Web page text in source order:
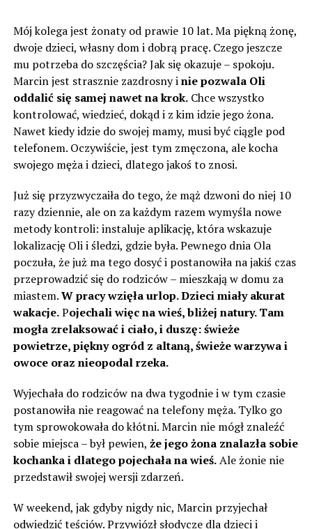
Mój kolega jest żonaty od prawie 10 lat. Ma piękną żonę,
dwoje dzieci, własny dom i dobrą pracę. Czego jeszcze
mu potrzeba do szczęścia? Jak się okazuje – spokoju.
Marcin jest strasznie zazdrosny inie pozwala Oli
oddalić się samej nawet na krok.Chce wszystko
kontrolować, wiedzieć, dokąd i z kim idzie jego żona.
Nawet kiedy idzie do swojej mamy, musi być ciągle pod
telefonem. Oczywiście, jest tym zmęczona, ale kocha
swojego męża i dzieci, dlatego jakoś to znosi.
Już się przyzwyczaiła do tego, że mąż dzwoni do niej 10
razy dziennie, ale on za każdym razem wymyśla nowe
metody kontroli: instaluje aplikację, która wskazuje
lokalizację Oli i śledzi, gdzie była. Pewnego dnia Ola
poczuła, że już ma tego dosyć i postanowiła na jakiś czas
przeprowadzić się do rodziców – mieszkają w domu za
miastem.W pracy wzięła urlop. Dzieci miały akurat
wakacje.Pojechali więc na wieś, bliżej natury. Tam
mogła zrelaksować i ciało, i duszę: świeże
powietrze, piękny ogród z altaną, świeże warzywa i
owoce oraz nieopodal rzeka.
Wyjechała do rodziców na dwa tygodnie i w tym czasie
postanowiła nie reagować na telefony męża. Tylko go
tym sprowokowała do kłótni. Marcin nie mógł znaleźć
sobie miejsca – był pewien, że jego żona znalazła sobie
kochanka i dlatego pojechała na wieś.Ale żonie nie
przedstawił swojej wersji zdarzeń.
W weekend, jak gdyby nigdy nic, Marcin przyjechał
odwiedzić teściów. Przywiózł słodycze dla dzieci i